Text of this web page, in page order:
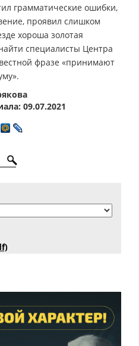
грамматические ошибки,
проявил слишком
хороша золотая
специалисты Центра
фразе «принимают
09.07.2021